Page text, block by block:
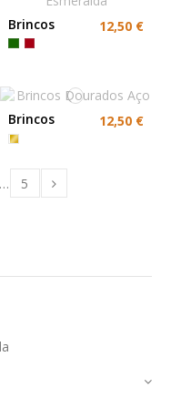
Brincos
Elegantes
Esmeralda
12,50 €
Brincos
Dourados
Aço
12,50 €
… 5